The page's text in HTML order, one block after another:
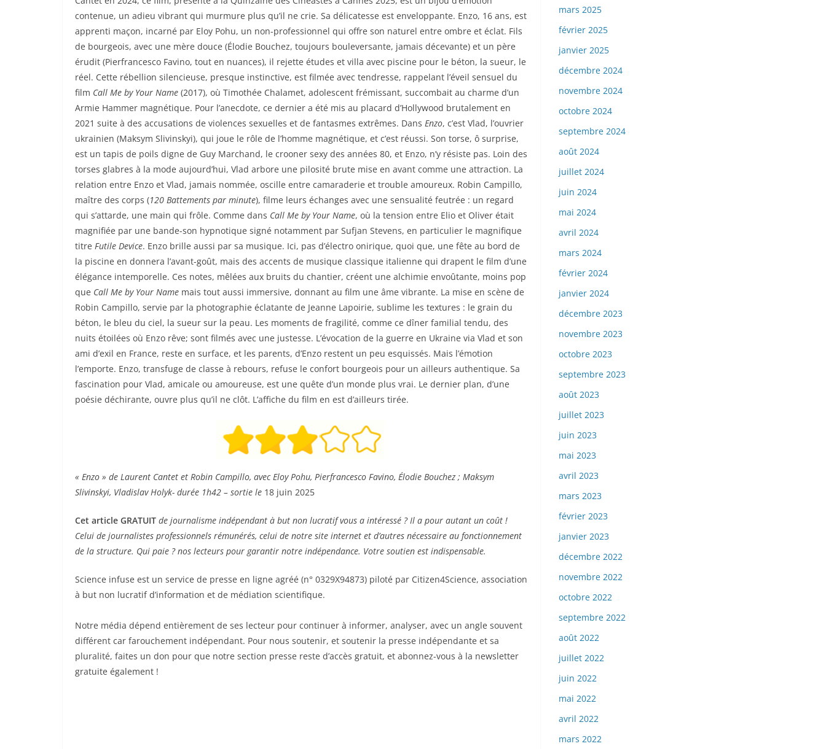
contenue, un adieu vibrant qui murmure plus qu’il ne crie. Sa délicatesse est enveloppante. Enzo, 16 ans, est
apprenti maçon, incarné par Eloy Pohu, un non-professionnel qui offre son naturel entre ombre et éclat. Fils
de bourgeois, avec une mère douce (Élodie Bouchez, toujours bouleversante, jamais décevante) et un père
érudit (Pierfrancesco Favino, tout en nuances), il rejette études et villa avec piscine pour le béton, la sueur, le
réel. Cette rébellion silencieuse, presque instinctive, est filmée avec tendresse, rappelant l’éveil sensuel du
film Call Me by Your Name (2017), où Timothée Chalamet, adolescent frémissant, succombait au charme d’un
Armie Hammer magnétique. Pour l’anecdote, ce dernier a été mis au placard d’Hollywood brutalement en
2021 suite à des accusations de violences sexuelles et de fantasmes extrêmes. Dans Enzo, c’est Vlad, l’ouvrier
ukrainien (Maksym Slivinskyi), qui joue le rôle de l’homme magnétique, et c’est réussi. Son torse, ô surprise,
est un tapis de poils digne de Guy Marchand, le crooner sexy des années 80, et Enzo, n’y résiste pas. Loin des
torses glabres à la mode aujourd’hui, Vlad arbore une pilosité brute mise en avant comme une attraction. La
relation entre Enzo et Vlad, jamais nommée, oscille entre camaraderie et trouble amoureux. Robin Campillo,
maître des corps (120 Battements par minute), filme leurs échanges avec une sensualité feutrée : un regard
qui s’attarde, une main qui frôle. Comme dans Call Me by Your Name, où la tension entre Elio et Oliver était
magnifiée par une bande-son hypnotique signé notamment par Sufjan Stevens, en particulier le magnifique
titre Futile Device. Enzo brille aussi par sa musique. Ici, pas d’électro onirique, quoi que, une fête au bord de
la piscine en donnera l’avant-goût, mais des accents de musique classique italienne qui drapent le film d’une
élégance intemporelle. Ces notes, mêlées aux bruits du chantier, créent une alchimie envoûtante, moins pop
que Call Me by Your Name mais tout aussi immersive, donnant au film une âme vibrante. La mise en scène de
Robin Campillo, servie par la photographie éclatante de Jeanne Lapoirie, sublime les textures : le grain du
béton, le bleu du ciel, la sueur sur la peau. Les moments de fragilité, comme ce dîner familial tendu, des
nuits étoilées où Enzo rêve; sont filmés avec une justesse. L’évocation de la guerre en Ukraine via Vlad et son
ami d’exil en France, reste en surface, et les parents, d’Enzo restent un peu esquissés. Mais l’émotion
l’emporte. Enzo, transfuge de classe à rebours, refuse le confort bourgeois pour un ailleurs authentique. Sa
fascination pour Vlad, amicale ou amoureuse, est une quête d’un monde plus vrai. Le dernier plan, d’une
poésie déchirante, ouvre plus qu’il ne clôt. L’affiche du film en est d’ailleurs tirée.
« Enzo » de Laurent Cantet et Robin Campillo, avec Eloy Pohu, Pierfrancesco Favino, Élodie Bouchez ; Maksym
Slivinskyi, Vladislav Holyk- durée 1h42 – sortie le 18 juin 2025
Cet article GRATUIT de journalisme indépendant à but non lucratif vous a intéressé ? Il a pour autant un coût !
Celui de journalistes professionnels rémunérés, celui de notre site internet et d’autres nécessaire au fonctionnement
de la structure. Qui paie ? nos lecteurs pour garantir notre indépendance. Votre soutien est indispensable.
Science infuse est un service de presse en ligne agréé (n° 0329X94873) piloté par Citizen4Science, association
à but non lucratif d’information et de médiation scientifique.
Notre média dépend entièrement de ses lecteur pour continuer à informer, analyser, avec un angle souvent
différent car farouchement indépendant. Pour nous soutenir, et soutenir la presse indépendante et sa
pluralité, faites un don pour que notre section presse reste d’accès gratuit, et abonnez-vous à la newsletter
gratuite également !
mars 2025
février 2025
janvier 2025
décembre 2024
novembre 2024
octobre 2024
septembre 2024
août 2024
juillet 2024
juin 2024
mai 2024
avril 2024
mars 2024
février 2024
janvier 2024
décembre 2023
novembre 2023
octobre 2023
septembre 2023
août 2023
juillet 2023
juin 2023
mai 2023
avril 2023
mars 2023
février 2023
janvier 2023
décembre 2022
novembre 2022
octobre 2022
septembre 2022
août 2022
juillet 2022
juin 2022
mai 2022
avril 2022
mars 2022